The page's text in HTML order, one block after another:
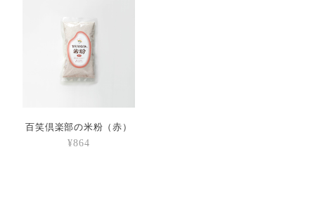
百笑倶楽部の米粉（赤）
¥864